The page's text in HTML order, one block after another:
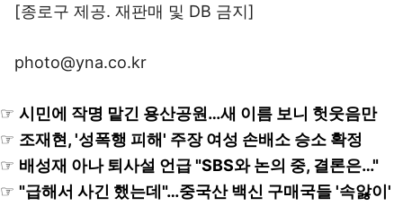
[종로구 제공. 재판매 및 DB 금지]
photo@yna.co.kr
☞ 시민에 작명 맡긴 용산공원…새 이름 보니 헛웃음만
☞ 조재현, '성폭행 피해' 주장 여성 손배소 승소 확정
☞ 배성재 아나 퇴사설 언급 "SBS와 논의 중, 결론은…"
☞ "급해서 사긴 했는데"…중국산 백신 구매국들 '속앓이'